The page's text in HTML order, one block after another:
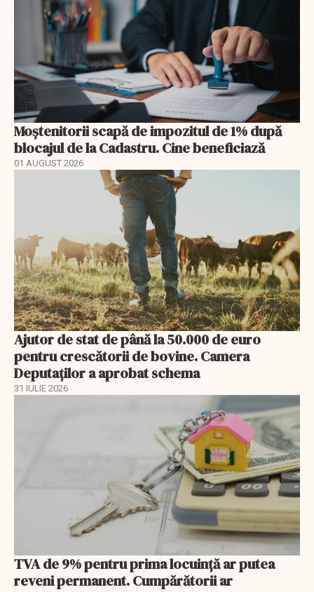
Moștenitorii scapă de impozitul de 1% după
blocajul de la Cadastru. Cine beneficiază
01 AUGUST 2026
Ajutor de stat de până la 50.000 de euro
pentru crescătorii de bovine. Camera
Deputaților a aprobat schema
31 IULIE 2026
TVA de 9% pentru prima locuință ar putea
reveni permanent. Cumpărătorii ar